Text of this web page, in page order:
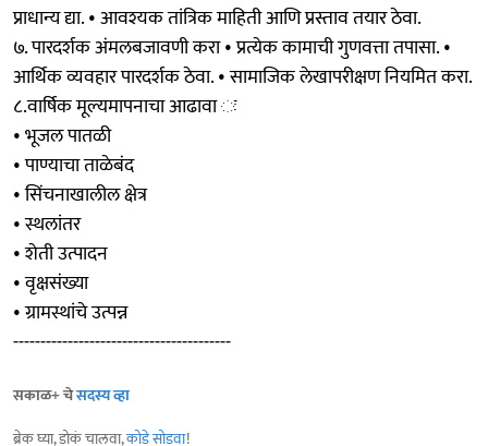
प्राधान्य द्या. • आवश्यक तांत्रिक माहिती आणि प्रस्ताव तयार ठेवा.
७. पारदर्शक अंमलबजावणी करा • प्रत्येक कामाची गुणवत्ता तपासा. •
आर्थिक व्यवहार पारदर्शक ठेवा. • सामाजिक लेखापरीक्षण नियमित करा.
८.वार्षिक मूल्यमापनाचा आढावा ः
• भूजल पातळी
• पाण्याचा ताळेबंद
• सिंचनाखालील क्षेत्र
• स्थलांतर
• शेती उत्पादन
• वृक्षसंख्या
• ग्रामस्थांचे उत्पन्न
----------------------------------------
सकाळ+ चेसदस्य व्हा
ब्रेक घ्या, डोकं चालवा,कोडे सोडवा!